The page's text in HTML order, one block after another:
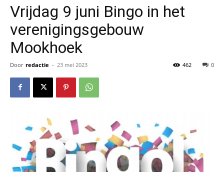
Vrijdag 9 juni Bingo in het
verenigingsgebouw
Mookhoek
Door redactie - 23 mei 2023 0
462